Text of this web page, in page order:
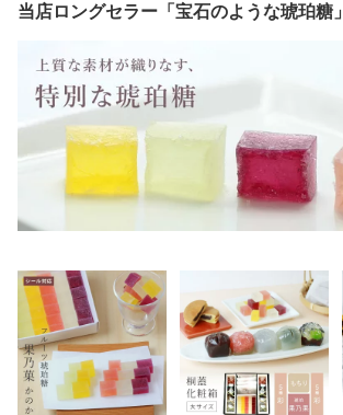
当店ロングセラー「宝石のような琥珀糖」